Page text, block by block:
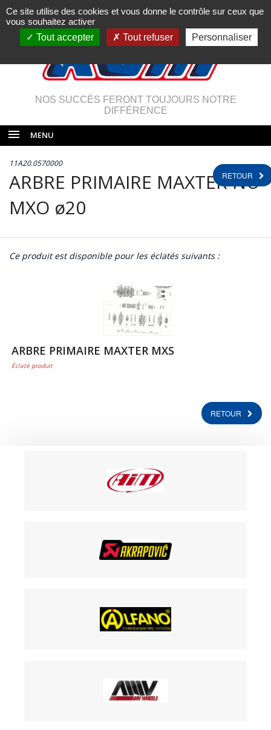
NOS SUCCÈS FERONT TOUJOURS NOTRE
DIFFÉRENCE
MENU
RETOUR
11A20.0570000
ARBRE PRIMAIRE MAXTER NU
MXO ø20
Ce produit est disponible pour les éclatés suivants :
ARBRE PRIMAIRE MAXTER MXS
Éclaté produit
RETOUR
Ce site utilise des cookies et vous donne le contrôle sur ceux que
vous souhaitez activer
Tout accepter
Tout refuser Personnaliser